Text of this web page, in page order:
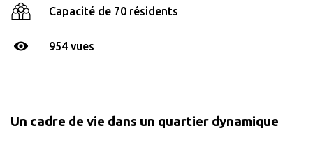
Capacité de 70 résidents
954 vues
Un cadre de vie dans un quartier dynamique